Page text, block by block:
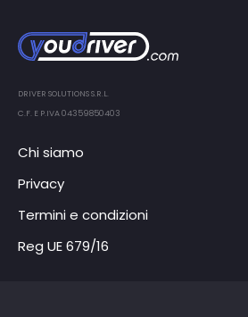
DRIVER SOLUTIONS S.R.L.
C.F. E P.IVA 04359850403
Chi siamo
Privacy
Termini e condizioni
Reg UE 679/16